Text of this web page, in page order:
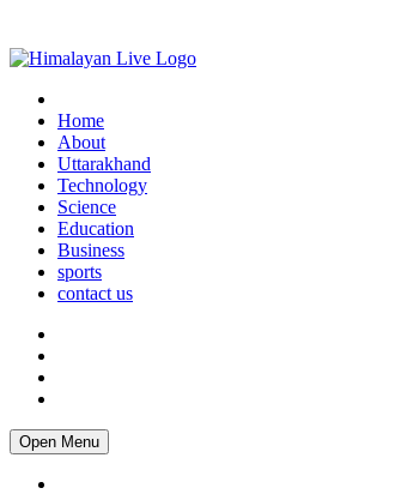
Home
About
Uttarakhand
Technology
Science
Education
Business
sports
contact us
Open Menu